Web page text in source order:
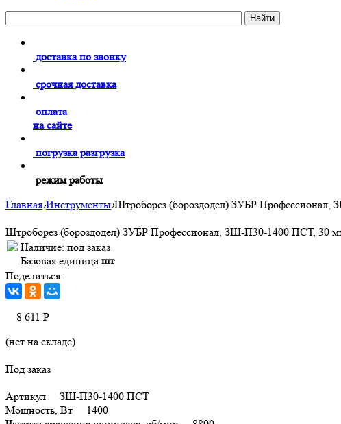
доставка по звонку
срочная доставка
оплата
на сайте
погрузка разгрузка
режим работы
Главная›Инструменты›Штроборез (бороздодел) ЗУБР
Штроборез (бороздодел) ЗУБР Профессионал, ЗШ-П30-1400 ПСТ, 30
Наличие: под заказ
Базовая единица шт
Поделиться:
8 611 Р
(нет на складе)
Под заказ
Артикул ЗШ-П30-1400 ПСТ
Мощность, Вт 1400